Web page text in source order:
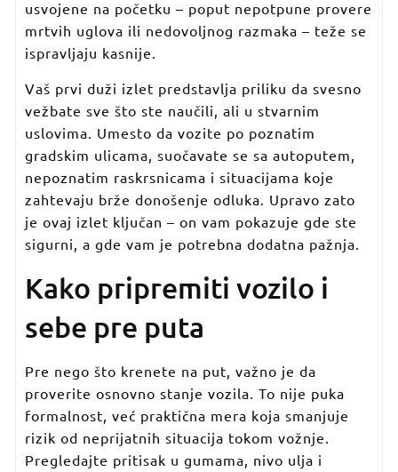
usvojene na početku – poput nepotpune provere
mrtvih uglova ili nedovoljnog razmaka – teže se
ispravljaju kasnije.
Vaš prvi duži izlet predstavlja priliku da svesno
vežbate sve što ste naučili, ali u stvarnim
uslovima. Umesto da vozite po poznatim
gradskim ulicama, suočavate se sa autoputem,
nepoznatim raskrsnicama i situacijama koje
zahtevaju brže donošenje odluka. Upravo zato
je ovaj izlet ključan – on vam pokazuje gde ste
sigurni, a gde vam je potrebna dodatna pažnja.
Kako pripremiti vozilo i
sebe pre puta
Pre nego što krenete na put, važno je da
proverite osnovno stanje vozila. To nije puka
formalnost, već praktična mera koja smanjuje
rizik od neprijatnih situacija tokom vožnje.
Pregledajte pritisak u gumama, nivo ulja i